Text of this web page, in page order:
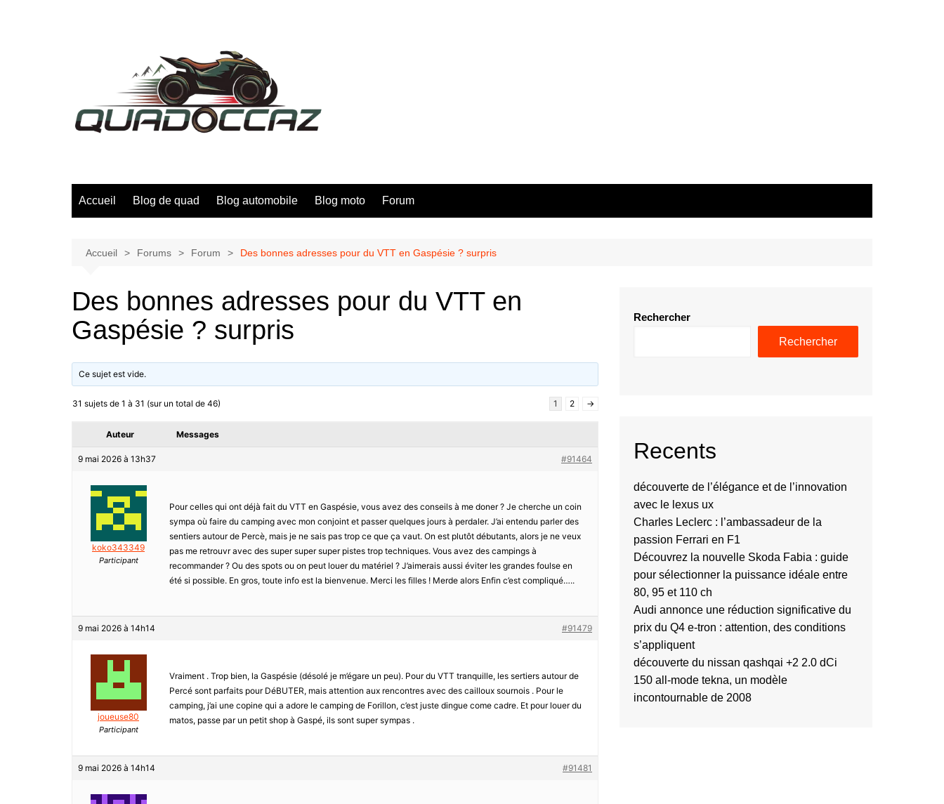
Accueil Blog de quad Blog automobile Blog moto Forum
Accueil Forums Forum Des bonnes adresses pour du VTT en Gaspésie ? surpris
Des bonnes adresses pour du VTT en
Gaspésie ? surpris
Ce sujet est vide.
31 sujets de 1 à 31 (sur un total de 46) 1 2 →
Auteur Messages
9 mai 2026 à 13h37 #91464
koko343349
Participant
Pour celles qui ont déjà fait du VTT en Gaspésie, vous avez des conseils à me doner ? Je cherche un coin
sympa où faire du camping avec mon conjoint et passer quelques jours à perdaler. J’ai entendu parler des
sentiers autour de Percè, mais je ne sais pas trop ce que ça vaut. On est plutôt débutants, alors je ne veux
pas me retrouvr avec des super super super pistes trop techniques. Vous avez des campings à
recommander ? Ou des spots ou on peut louer du matériel ? J’aimerais aussi éviter les grandes foulse en
été si possible. En gros, toute info est la bienvenue. Merci les filles ! Merde alors Enfin c’est compliqué…..
9 mai 2026 à 14h14 #91479
joueuse80
Participant
Vraiment . Trop bien, la Gaspésie (désolé je m’égare un peu). Pour du VTT tranquille, les sertiers autour de
Percé sont parfaits pour DéBUTER, mais attention aux rencontres avec des cailloux sournois . Pour le
camping, j’ai une copine qui a adore le camping de Forillon, c’est juste dingue come cadre. Et pour louer du
matos, passe par un petit shop à Gaspé, ils sont super sympas .
9 mai 2026 à 14h14 #91481
Rechercher
Rechercher
Recents
découverte de l’élégance et de l’innovation
avec le lexus ux
Charles Leclerc : l’ambassadeur de la
passion Ferrari en F1
Découvrez la nouvelle Skoda Fabia : guide
pour sélectionner la puissance idéale entre
80, 95 et 110 ch
Audi annonce une réduction significative du
prix du Q4 e-tron : attention, des conditions
s’appliquent
découverte du nissan qashqai +2 2.0 dCi
150 all-mode tekna, un modèle
incontournable de 2008